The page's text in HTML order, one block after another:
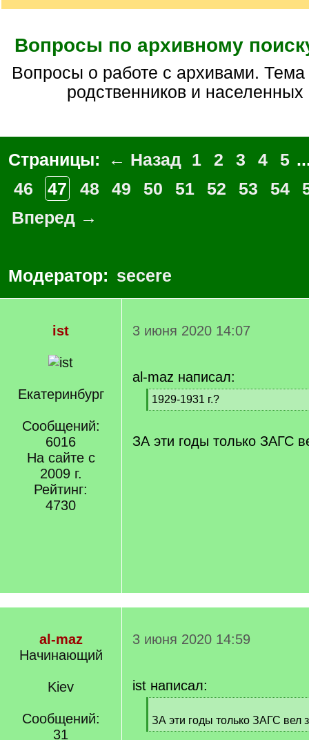
Вопросы по архивному
Вопросы о работе с архивами. Тема НЕ для поиска
родственников и населенных
Страницы: ← Назад 1 2 3 4 5
46
47 48 49 50 51 52 53 54
Вперед →
Модератор: secere
ist
Екатеринбург
Сообщений:
6016
На сайте с
2009 г.
Рейтинг:
4730
3 июня 2020 14:07
al-maz написал:
[
q
1929-1931 г.?
[
q
ЗА эти годы только ЗАГС
al-maz
Начинающий
Kiev
Сообщений:
31
3 июня 2020 14:59
ist написал:
q
]
ЗА эти годы только ЗАГС вел
[